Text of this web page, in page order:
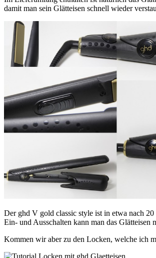
damit man sein Glätteisen schnell wieder
Der ghd V gold classic style ist in etwa nach
Ein- und Ausschalten kann man das Glätteisen
Kommen wir aber zu den Locken, welche ich